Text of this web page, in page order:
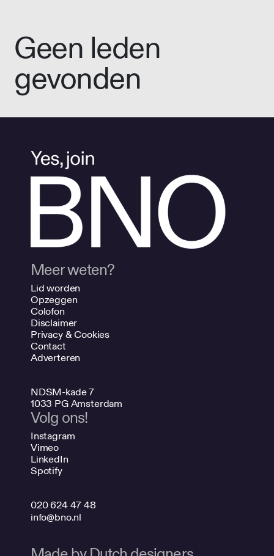
Geen leden
gevonden
Meer weten?
Lid worden
Opzeggen
Colofon
Disclaimer
Privacy & Cookies
Contact
Adverteren
NDSM-kade 7
1033 PG Amsterdam
Volg ons!
Instagram
Vimeo
LinkedIn
Spotify
020 624 47 48
info@bno.nl